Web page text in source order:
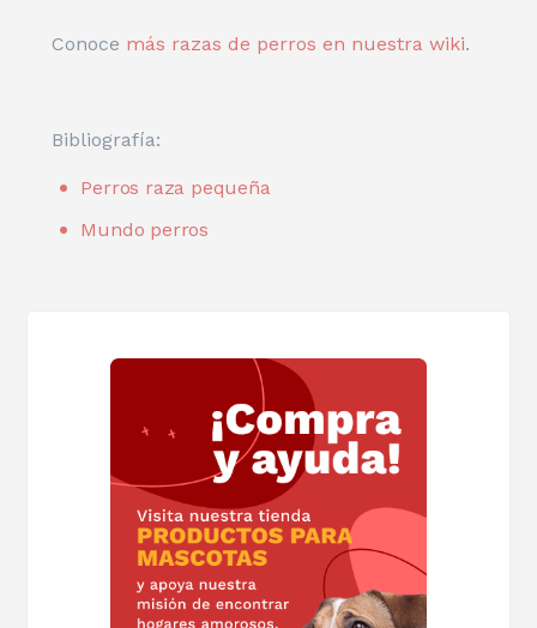
Conoce más razas de perros en nuestra wiki.
Bibliografía:
Perros raza pequeña
Mundo perros